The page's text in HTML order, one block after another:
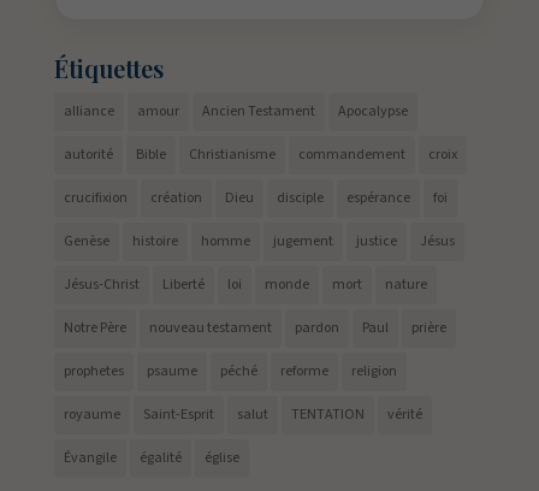
Étiquettes
alliance amour Ancien Testament Apocalypse
autorité Bible Christianisme commandement croix
crucifixion création Dieu disciple espérance foi
Genèse histoire homme jugement justice Jésus
Jésus-Christ Liberté loi monde mort nature
Notre Père nouveau testament pardon Paul prière
prophetes psaume péché reforme religion
royaume Saint-Esprit salut TENTATION vérité
Évangile égalité église